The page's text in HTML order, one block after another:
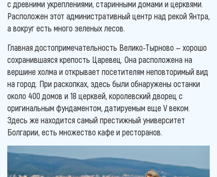
с древними укреплениями, старинными домами и церквями.
Расположен этот административный центр над рекой Янтра,
а вокруг есть много зеленых лесов.
Главная достопримечательность Велико-Тырново — хорошо
сохранившаяся крепость Царевец. Она расположена на
вершине холма и открывает посетителям неповторимый вид
на город. При раскопках, здесь были обнаружены останки
около 400 домов и 18 церквей, королевский дворец с
оригинальным фундаментом, датируемым еще V веком.
Здесь же находится самый престижный университет
Болгарии, есть множество кафе и ресторанов.